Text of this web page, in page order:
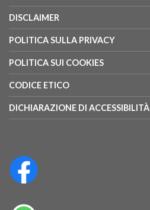
DISCLAIMER
POLITICA SULLA PRIVACY
POLITICA SUI COOKIES
CODICE ETICO
DICHIARAZIONE DI ACCESSIBILITÀ